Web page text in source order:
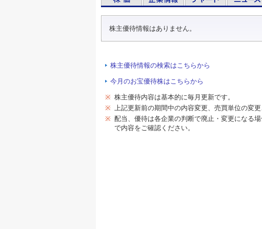
株主優待情報はありません。
株主優待情報の検索はこちらから
今月のお宝優待株はこちらから
※ 株主優待内容は基本的に毎月更新です。
※ 上記更新前の期間中の内容変更、売買単位の変
※ 配当、優待は各企業の判断で廃止・変更になる
で内容をご確認ください。